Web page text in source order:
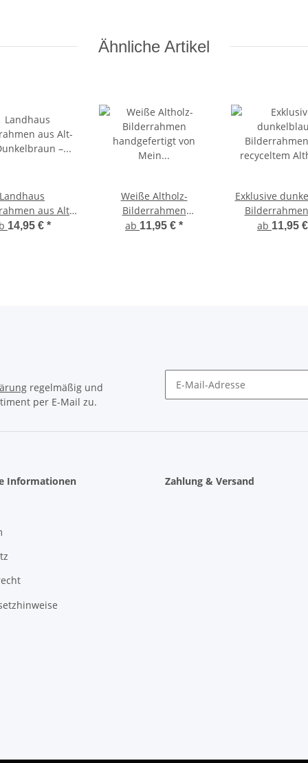
Ähnliche Artikel
Landhaus
aus Alt-
–
14,95 € *
Weiße Altholz-
Bilderrahmen
handgefertigt von Mein
ab 11,95 € *
Exklusive
recyceltem
ab 11,95
regelmäßig und
per E-Mail zu.
Informationen Zahlung & Versand